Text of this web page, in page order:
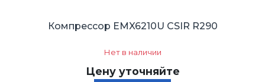
Компрессор EMX6210U CSIR R290
Нет в наличии
Цену уточняйте